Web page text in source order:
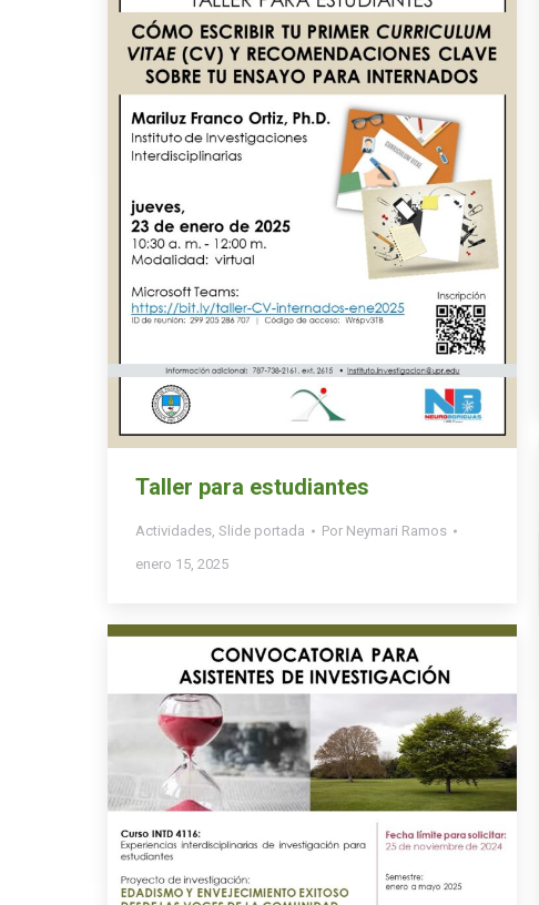
Taller para estudiantes
Actividades Slide portada Por Neymari Ramos
enero 15, 2025